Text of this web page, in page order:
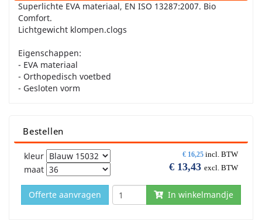
Superlichte EVA materiaal, EN ISO 13287:2007. Bio
Comfort.
Lichtgewicht klompen.clogs
Eigenschappen:
- EVA materiaal
- Orthopedisch voetbed
- Gesloten vorm
Bestellen
€ 16,25 incl. BTW
€ 13,43 excl. BTW
kleur
maat
In winkelmandje
Offerte aanvragen